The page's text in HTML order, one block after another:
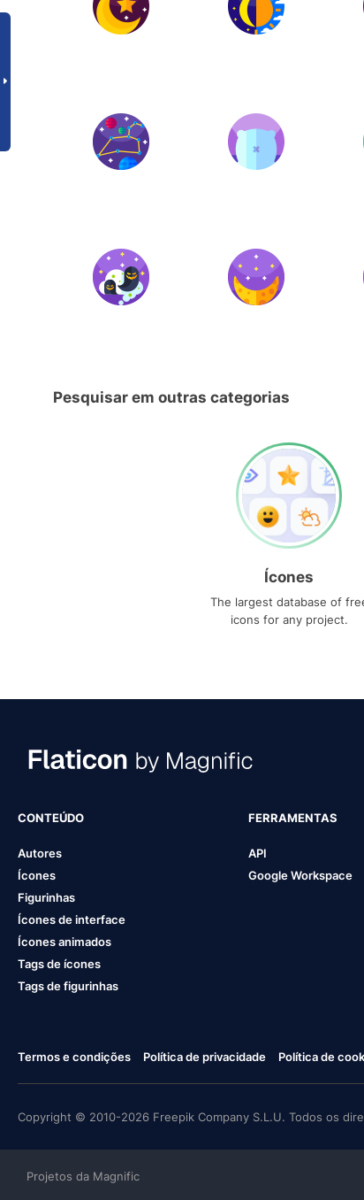
Pesquisar em outras categorias
Ícones
The largest database of
icons for any project.
CONTEÚDO
Autores
Ícones
Figurinhas
Ícones de interface
Ícones animados
Tags de ícones
Tags de figurinhas
FERRAMENTAS
API
Google Workspace
Termos e condições Política de privacidade Política de
Copyright © 2010-2026 Freepik Company S.L.U. Todos os
Projetos da Magnific